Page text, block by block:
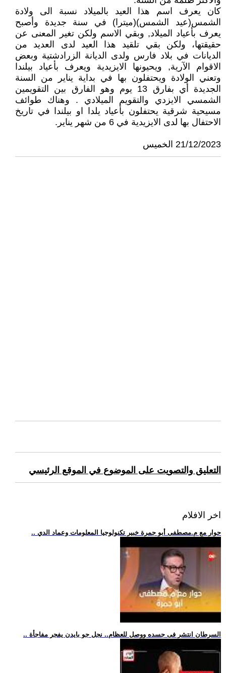
كان يعرف اسم هذا العيد بالميلاد نسبة الى ولادة
الشمس(عيد الشمس)(ميترا) في سنة جديدة وأصبح
يعرف بأعياد الميلاد, وبقي الاسم ولكن تغير المعنى عن
حقيقتها، ولكن بقي تلقيد هذا العيد لدى العديد من
الديانات في بلاد فارس ولدى الديانة الزرادشتية وبعض
الاقوام الآرية, ويحيونها الايزيدية ويعرف بأعياد بيلندا
وتعني الولادة ويحتفلون بها في بداية يناير من السنة
الجديدة أي بفارق 13 يوم وهو الفارق بين التقويمين
الشمسي الايزدي والتقويم الميلادي . وهناك طوائف
مسيحية شرقية يحتفلون بأعياد يلدا او بيلندا في تاريخ
الاحتفال بها لدى الايزيدية في 6 من شهر يناير.
21/12/2023 الخميس
التعليق والتصويت على الموضوع في الموقع الرئيسي
اخر الافلام
.. حوار مع م.مصطفى أبو جمرة خبير تكنولوجيا المعلومات وعماد الدي
.. السرطان انتشر فى جسده ووصل للعظام.. نجل جو بايدن يفجر مفاجأة